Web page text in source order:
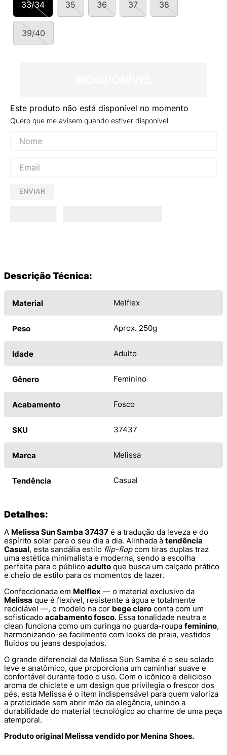
33/34 35 36 37 38
39/40
Este produto não está disponível no momento
Quero que me avisem quando estiver disponível
ENVIAR
Descrição Técnica:
Material Melflex
Peso Aprox. 250g
Idade Adulto
Gênero Feminino
Acabamento Fosco
SKU 37437
Marca Melissa
Tendência Casual
Detalhes:
A Melissa Sun Samba 37437 é a tradução da leveza e do
espírito solar para o seu dia a dia. Alinhada à tendência
Casual, esta sandália estilo flip-flopcom tiras duplas traz
uma estética minimalista e moderna, sendo a escolha
perfeita para o público adulto que busca um calçado prático
e cheio de estilo para os momentos de lazer.
Confeccionada em Melflex — o material exclusivo da
Melissa que é flexível, resistente à água e totalmente
reciclável —, o modelo na cor bege claro conta com um
sofisticado acabamento fosco. Essa tonalidade neutra e
clean funciona como um curinga no guarda-roupa feminino,
harmonizando-se facilmente com looks de praia, vestidos
fluidos ou jeans despojados.
O grande diferencial da Melissa Sun Samba é o seu solado
leve e anatômico, que proporciona um caminhar suave e
confortável durante todo o uso. Com o icônico e delicioso
aroma de chiclete e um design que privilegia o frescor dos
pés, esta Melissa é o item indispensável para quem valoriza
a praticidade sem abrir mão da elegância, unindo a
durabilidade do material tecnológico ao charme de uma peça
atemporal.
Produto original Melissa vendido por Menina Shoes.
º
VEJA COUNTRY
10º NEW 530